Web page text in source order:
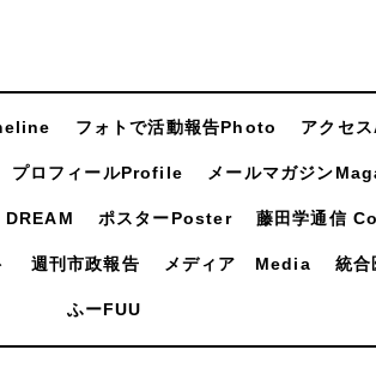
フォトで活動報告Photo アクセ
プロフィールProfile メールマガジン
ポスターPoster 藤田学通信
週刊市政報告 メディア Media 統合
ふーFUU